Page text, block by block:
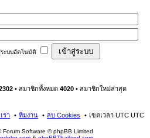
ระบบอัตโนมัติ
• สมาชิกทั้งหมด 4020 • สมาชิกใหม่ล่าสุด
เขตเวลา UTC UTC
ลบ Cookies
ทีมงาน
รา
Forum Software © phpBB Limited